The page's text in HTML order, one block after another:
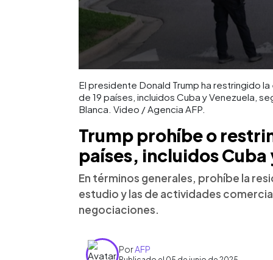
El presidente Donald Trump ha restringido
de 19 países, incluidos Cuba y Venezuela,
Blanca. Video / Agencia AFP.
Trump prohíbe o
países, incluidos Cuba
En términos generales, prohíbe la
estudio y las de actividades
negociaciones.
PorAFP